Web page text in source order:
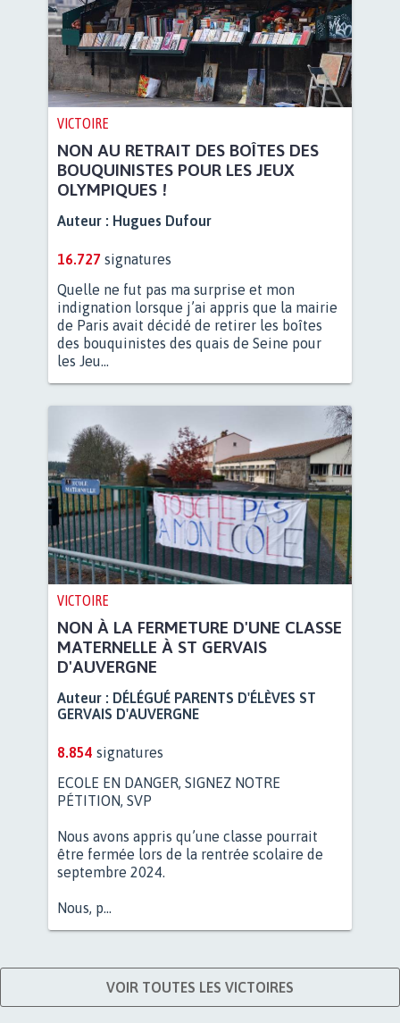
VICTOIRE
NON AU RETRAIT DES BOÎTES DES
BOUQUINISTES POUR LES JEUX
OLYMPIQUES !
Auteur : Hugues Dufour
16.727 signatures
Quelle ne fut pas ma surprise et mon
indignation lorsque j’ai appris que la mairie
de Paris avait décidé de retirer les boîtes
des bouquinistes des quais de Seine pour
les Jeu...
VICTOIRE
NON À LA FERMETURE D'UNE CLASSE
MATERNELLE À ST GERVAIS
D'AUVERGNE
Auteur : DÉLÉGUÉ PARENTS D'ÉLÈVES ST
GERVAIS D'AUVERGNE
8.854 signatures
ECOLE EN DANGER, SIGNEZ NOTRE
PÉTITION, SVP
Nous avons appris qu’une classe pourrait
être fermée lors de la rentrée scolaire de
septembre 2024.
Nous, p...
VOIR TOUTES LES VICTOIRES